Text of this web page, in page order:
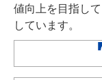
値向上を目指し
しています。